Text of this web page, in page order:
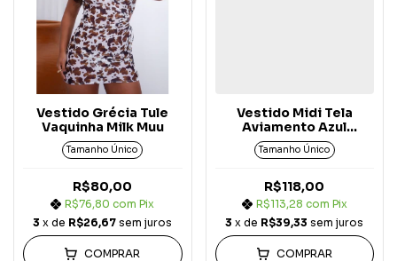
Vestido Grécia Tule
Vaquinha Milk Muu
Tamanho Único
R$80,00
R$76,80com Pix
3 x de R$26,67 sem juros
COMPRAR
Vestido Midi Tela
Aviamento Azul
Marinho
Tamanho Único
R$118,00
R$113,28 com Pix
3 x de R$39,33 sem juros
COMPRAR